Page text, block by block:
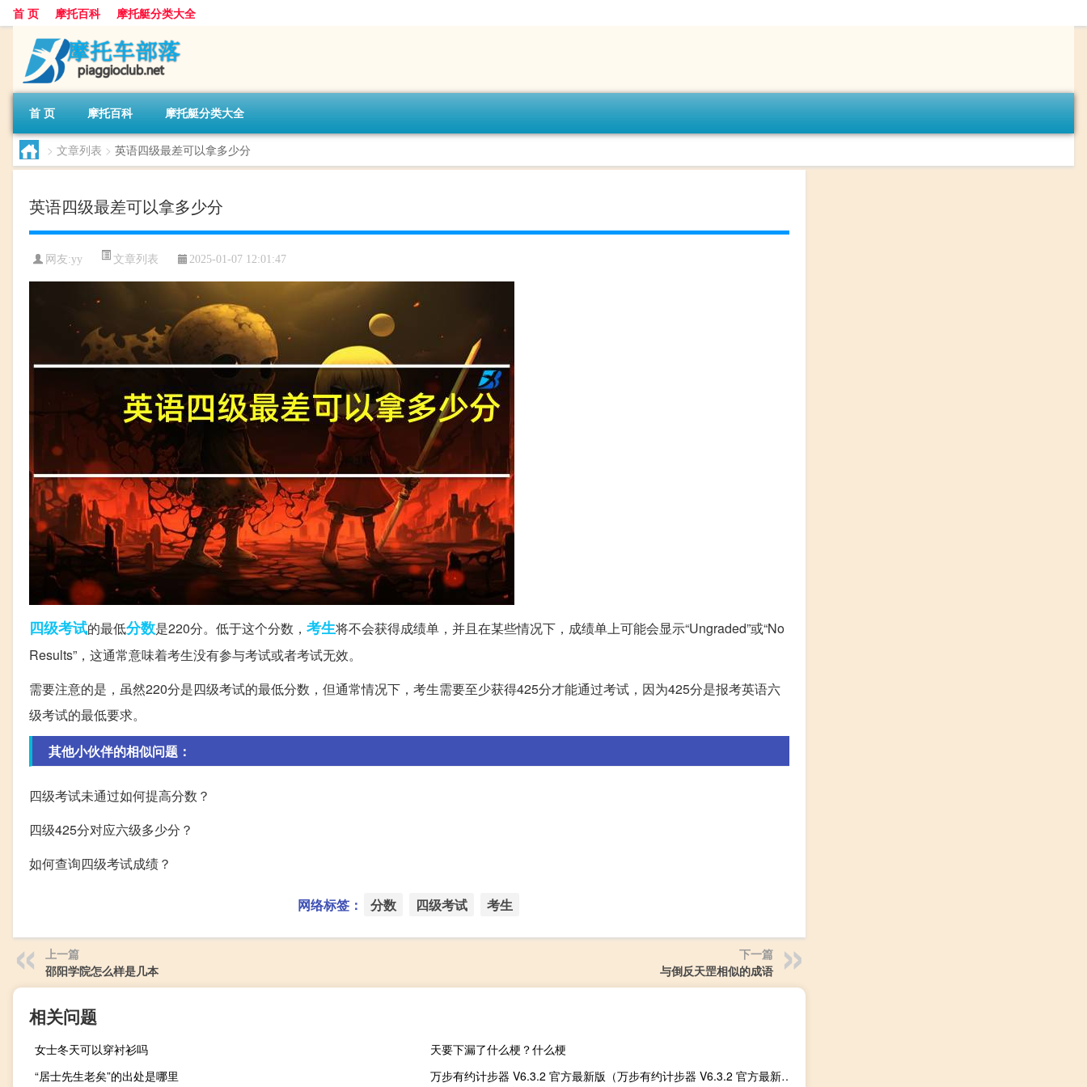
首 页 摩托百科 摩托艇分类大全
首 页 摩托百科 摩托艇分类大全
> 文章列表 > 英语四级最差可以拿多少分
英语四级最差可以拿多少分
网友:yy 文章列表 2025-01-07 12:01:47
四级考试的最低分数是220分。低于这个分数， 考生将不会获得成绩单，并且在某些情况下，成绩单上可能会显示“Ungraded”或“No
Results”，这通常意味着考生没有参与考试或者考试无效。
需要注意的是，虽然220分是四级考试的最低分数，但通常情况下，考生需要至少获得425分才能通过考试，因为425分是报考英语六
级考试的最低要求。
其他小伙伴的相似问题：
四级考试未通过如何提高分数？
四级425分对应六级多少分？
如何查询四级考试成绩？
网络标签： 分数 四级考试 考生
上一篇
邵阳学院怎么样是几本
下一篇
与倒反天罡相似的成语
相关问题
女士冬天可以穿衬衫吗
天要下漏了什么梗？什么梗
“居士先生老矣”的出处是哪里
万步有约计步器 V6.3.2 官方最新版（万步有约计步器 V6.3.2 官方最新版功能简介）